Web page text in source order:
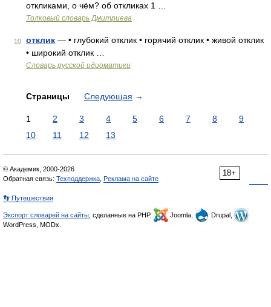
откликами, о чём? об откликах 1 …
Толковый словарь Дмитриева
10 отклик — • глубокий отклик • горячий отклик • живой отклик
• широкий отклик …
Словарь русской идиоматики
Страницы Следующая →
1 2 3 4 5 6 7 8
9
10
11 12 13
18+
© Академик, 2000-2026
Обратная связь: Техподдержка Реклама на сайте
👣 Путешествия
Экспорт словарей на сайты , сделанные на PHP, Joomla,
Drupal,
WordPress, MODx.